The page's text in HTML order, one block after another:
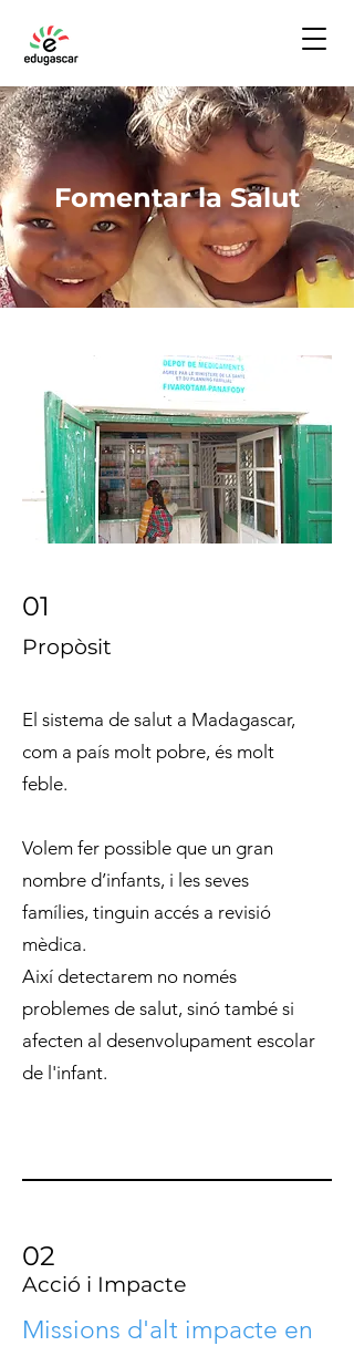
Fomentar la Salut
01
Propòsit
El sistema de salut a Madagascar,
com a país molt pobre, és molt
feble.
Volem fer possible que un gran
nombre d’infants, i les seves
famílies, tinguin accés a revisió
mèdica.
Així detectarem no només
problemes de salut, sinó també si
afecten al desenvolupament escolar
de l'infant.
02
Acció i Impacte
Missions d'alt impacte en